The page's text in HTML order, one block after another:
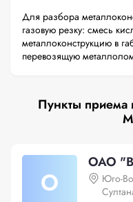
Для разбора
газовую резку: смесь
металлоконструкцию в
перевозящую
Пункты приема
О
ОАО
Юго-